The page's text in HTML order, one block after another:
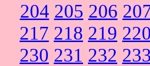
204 205 206
217 218 219 220
230 231 232 233